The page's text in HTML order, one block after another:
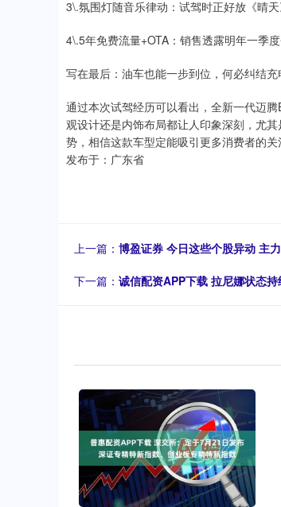
3\.氛围灯随音乐律动：试驾时正好放《晴
4\.5年免费流量+OTA：销售透露明年一季
写在最后：油车也能一步到位，何必纠结充
通过本次试驾经历可以看出，全新一代迈
观设计还是内饰布局都让人印象深刻，尤
势，相信这款车型定能吸引更多消费者的关
发布于：广东省
上一篇： 博盈证券 今日这些个股异动 主
下一篇： 诚信配资APP下载 拉尼娜状态